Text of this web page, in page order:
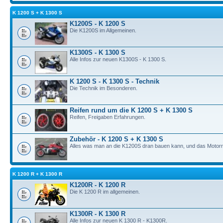
K 1200 S + K 1300 S
K1200S - K 1200 S
Die K1200S im Allgemeinen.
K1300S - K 1300 S
Alle Infos zur neuen K1300S - K 1300 S.
K 1200 S - K 1300 S - Technik
Die Technik im Besonderen.
Reifen rund um die K 1200 S + K 1300 S
Reifen, Freigaben Erfahrungen.
Zubehör - K 1200 S + K 1300 S
Alles was man an die K1200S dran bauen kann, und das
K 1200 R + K 1300 R
K1200R - K 1200 R
Die K 1200 R im allgemeinen.
K1300R - K 1300 R
Alle Infos zur neuen K 1300 R - K1300R.